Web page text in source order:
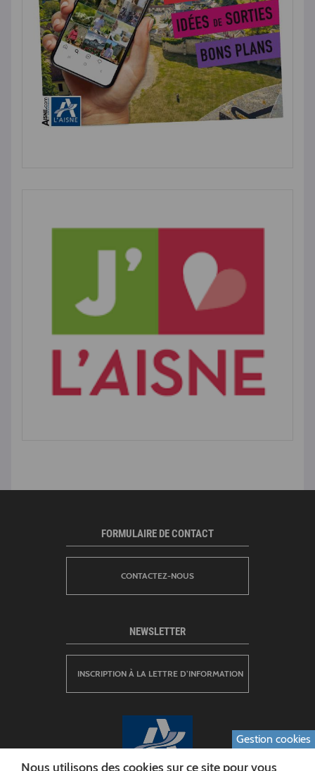
FORMULAIRE DE CONTACT
CONTACTEZ-NOUS
NEWSLETTER
INSCRIPTION À LA LETTRE D’INFORMATION
Gestion cookies
Nous utilisons des cookies sur ce site pour vous